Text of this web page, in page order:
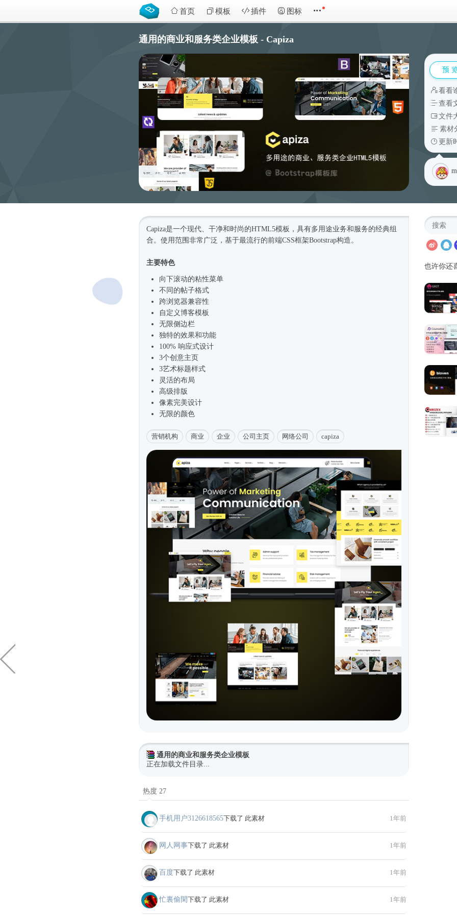
首页 模板 插件 图标
通用的商业和服务类企业模板 - Capiza
预
看看
查看
文件
素材
更新
Capiza是一个现代、干净和 时尚 的HTML5模板 ，具有多用途业务和服务的经典组
合。使用范围非常广泛，基于最流行的前端CSS框架Bootstrap构造。
主要特色
向下滚动的粘性菜单
不同的帖子格式
跨浏览器兼容性
自定义博客模板
无限侧边栏
独特的效果和功能
100% 响应式设计
3个创意主页
3艺术标题样式
灵活的布局
高级排版
像素完美设计
无限的颜色
营销机构 商业 企业 公司主页 网络公司 capiza
通用的商业和服务类企业模板
正在加载文件目录...
热度 27
手机用户3126618565下载了 此素材 1年前
网人网事下载了 此素材 1年前
百度下载了 此素材 1年前
忙裏偷閑下载了 此素材 1年前
也许你还